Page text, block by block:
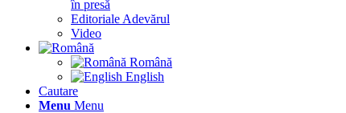
în presă
Editoriale Adevărul
Video
Română
English
Cautare
Menu Menu